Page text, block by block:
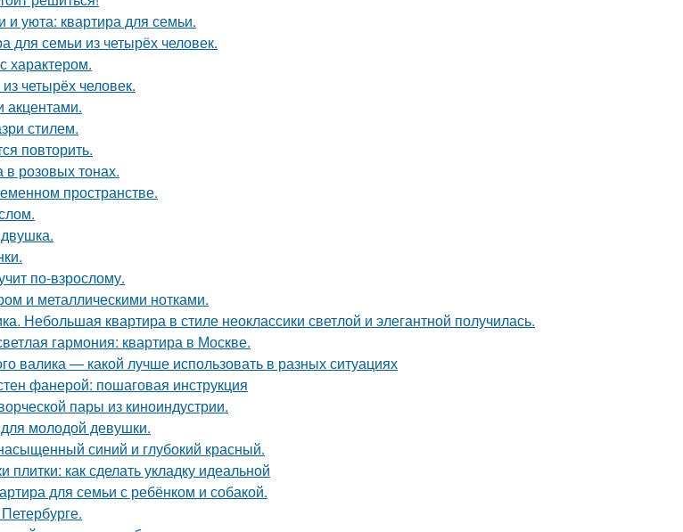
и уюта: квартира для семьи.
для семьи из четырёх человек.
характером.
четырёх человек.
акцентами.
стилем.
повторить.
в розовых тонах.
пространстве.
по-взрослому.
и металлическими нотками.
Небольшая квартира в стиле неоклассики светлой и элегантной получилась.
гармония: квартира в Москве.
валика — какой лучше использовать в разных ситуациях
фанерой: пошаговая инструкция
пары из киноиндустрии.
молодой девушки.
синий и глубокий красный.
плитки: как сделать укладку идеальной
для семьи с ребёнком и собакой.